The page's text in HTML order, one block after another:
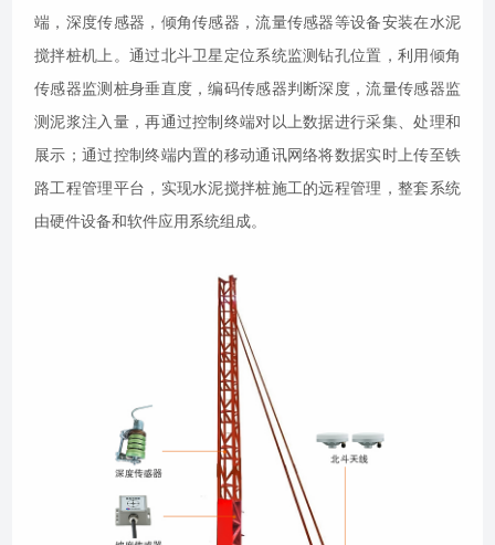
端，深度传感器，倾角传感器，流量传感器等设备安装在水泥
搅拌桩机上。通过北斗卫星定位系统监测钻孔位置，利用倾角
传感器监测桩身垂直度，编码传感器判断深度，流量传感器监
测泥浆注入量，再通过控制终端对以上数据进行采集、处理和
展示；通过控制终端内置的移动通讯网络将数据实时上传至铁
路工程管理平台，实现水泥搅拌桩施工的远程管理，整套系统
由硬件设备和软件应用系统组成。